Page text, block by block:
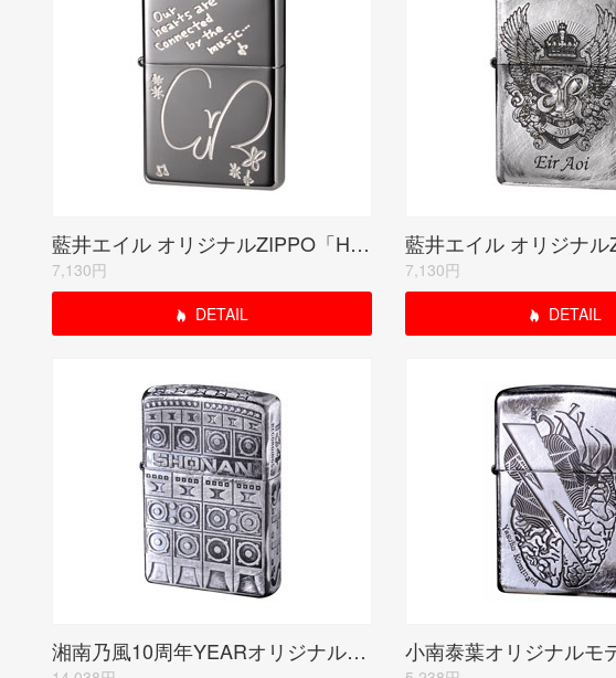
藍井エイル オリジナルZIPPO「HANDWRITING」ブラックミラー
7,130円
DETAIL
7,130円
DETAIL
湘南乃風10周年YEARオリジナルモデル【134個限定品】